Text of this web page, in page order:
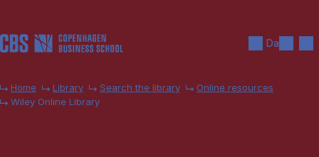
Da
Home Library Search the library
Online resources
Wiley Online Library